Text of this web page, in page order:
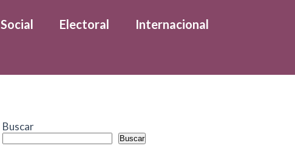
Social Electoral Internacional
Buscar
Buscar